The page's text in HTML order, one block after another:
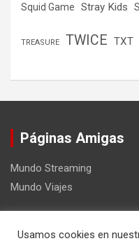
Squid Game Stray Kids
TREASURE TWICE TXT
Páginas Amigas
Mundo Streaming
Mundo Viajes
Usamos cookies en